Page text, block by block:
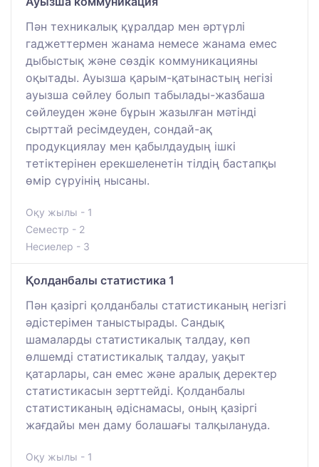
Пән техникалық құралдар мен әртүрлі
гаджеттермен жанама немесе жанама емес
дыбыстық және сөздік коммуникацияны
оқытады. Ауызша қарым-қатынастың негізі
ауызша сөйлеу болып табылады-жазбаша
сөйлеуден және бұрын жазылған мәтінді
сырттай ресімдеуден, сондай-ақ
продукциялау мен қабылдаудың ішкі
тетіктерінен ерекшеленетін тілдің бастапқы
өмір сүруінің нысаны.
Оқу жылы - 1
Семестр - 2
Несиелер - 3
Қолданбалы статистика 1
Пән қазіргі қолданбалы статистиканың негізгі
әдістерімен таныстырады. Сандық
шамаларды статистикалық талдау, көп
өлшемді статистикалық талдау, уақыт
қатарлары, сан емес және аралық деректер
статистикасын зерттейді. Қолданбалы
статистиканың әдіснамасы, оның қазіргі
жағдайы мен даму болашағы талқылануда.
Оқу жылы - 1